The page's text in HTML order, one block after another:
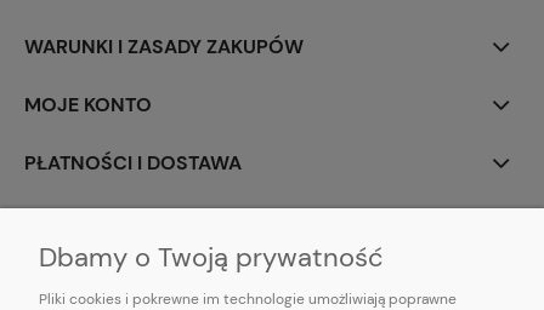
WARUNKI I ZASADY ZAKUPÓW
MOJE KONTO
PŁATNOŚCI I DOSTAWA
Dbamy o Twoją prywatność
Pliki cookies i pokrewne im technologie umożliwiają poprawne